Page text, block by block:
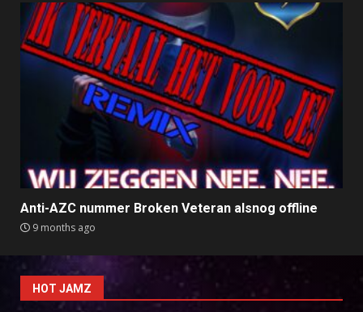
Anti-AZC nummer Broken Veteran alsnog offline
9 months ago
HOT JAMZ